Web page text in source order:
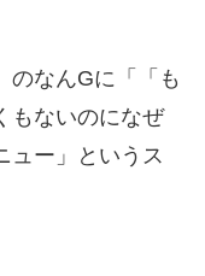
のなんGに「「も
もないのになぜ
ュー」というス